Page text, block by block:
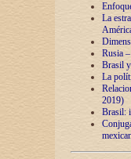
La
Rusia
Brasil
La
2019)
Brasil: